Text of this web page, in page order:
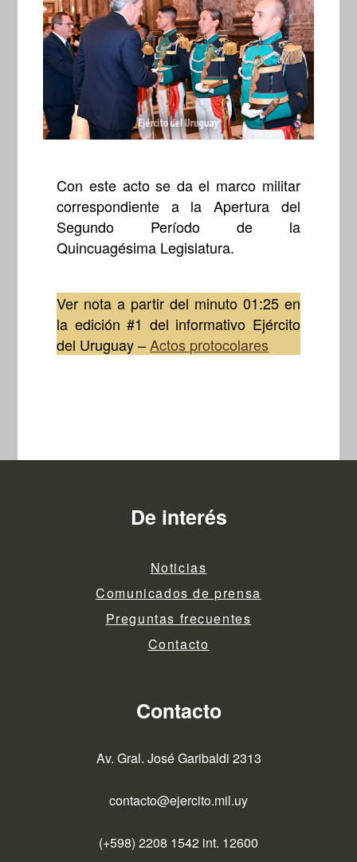
Con este acto se da el marco militar
correspondiente a la Apertura del
Segundo Período de la
Quincuagésima Legislatura.
Ver nota a partir del minuto 01:25 en
la edición #1 del informativo Ejército
del Uruguay –Actos protocolares
De interés
Noticias
Comunicados de prensa
Preguntas frecuentes
Contacto
Contacto
Av. Gral. José Garibaldi 2313
contacto@ejercito.mil.uy
(+598) 2208 1542 int. 12600